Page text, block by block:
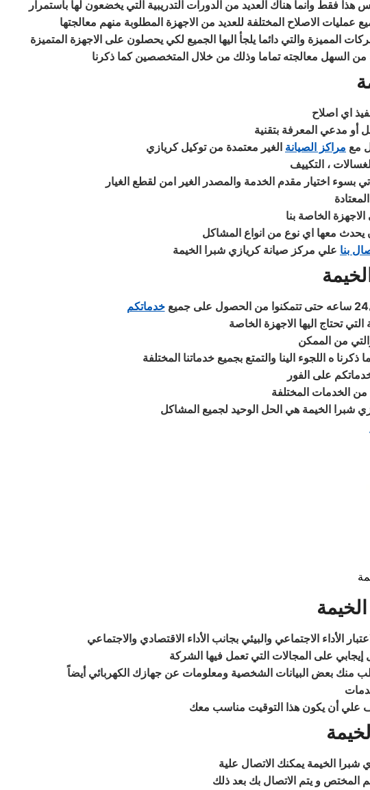
هذا فقط وانما هناك العديد من الدورات التدريبية التي يخضعون لها باستمرار
الاصلاح المختلفة للعديد من الاجهزة المطلوبة منهم معالجتها
المميزة والتي دائما يلجأ اليها الجميع لكي يحصلون على الاجهزة المتميزة
السهل معالجته تماما وذلك من خلال المتخصصين كما ذكرنا
اي اصلاح
مع مراكز الصيانة
بسوء اختيار مقدم الخدمة والمصدر الغير امن لقطع الغيار
الخاصة بنا
معها اي نوع من انواع المشاكل
بنا علي مركز صيانة كريازي شبرا الخيمة
خدماتكم
تحتاج اليها الاجهزة الخاصة
من الممكن
على الفور
من الخدمات المختلفة
شبرا الخيمة هي الحل الوحيد لجميع المشاكل
إيجابي على المجالات التي تعمل فيها الشركة
بعض البيانات الشخصية ومعلومات عن جهازك الكهربائي أيضاً
علي أن يكون هذا التوقيت مناسب معك
الخيمة يمكنك الاتصال علية
و يتم الاتصال بك بعد ذلك